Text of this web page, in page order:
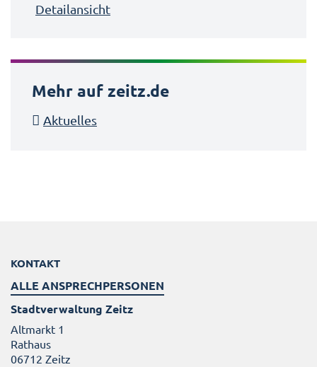
Detailansicht
Mehr auf zeitz.de
Aktuelles
KONTAKT
ALLE ANSPRECHPERSONEN
Stadtverwaltung Zeitz
Altmarkt 1
Rathaus
06712 Zeitz